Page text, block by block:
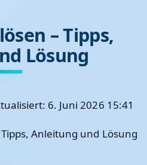
– Tipps,
Lösung
6. Juni 2026 15:41